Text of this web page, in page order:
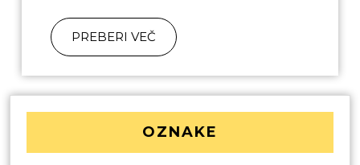
PREBERI VEČ
OZNAKE